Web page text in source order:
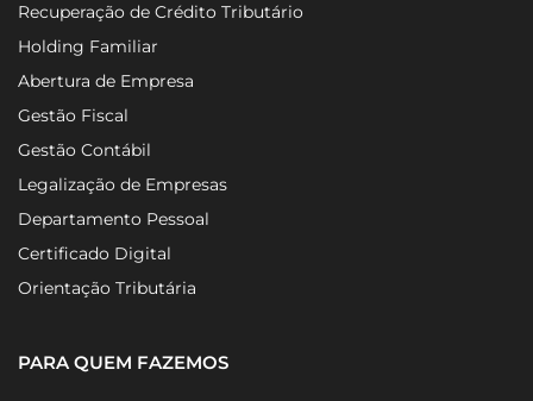
Recuperação de Crédito Tributário
Holding Familiar
Abertura de Empresa
Gestão Fiscal
Gestão Contábil
Legalização de Empresas
Departamento Pessoal
Certificado Digital
Orientação Tributária
PARA QUEM FAZEMOS